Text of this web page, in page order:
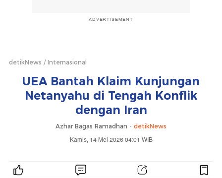
ADVERTISEMENT
detikNews Internasional
UEA Bantah Klaim Kunjungan
Netanyahu di Tengah Konflik
dengan Iran
Azhar Bagas Ramadhan - detikNews
Kamis, 14 Mei 2026 04:01 WIB